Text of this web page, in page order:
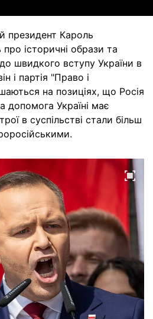
президент Кароль
історичні образи та
швидкого вступу України в
і партія "Право і
на позиціях, що Росія
допомога Україні має
в суспільстві стали більш